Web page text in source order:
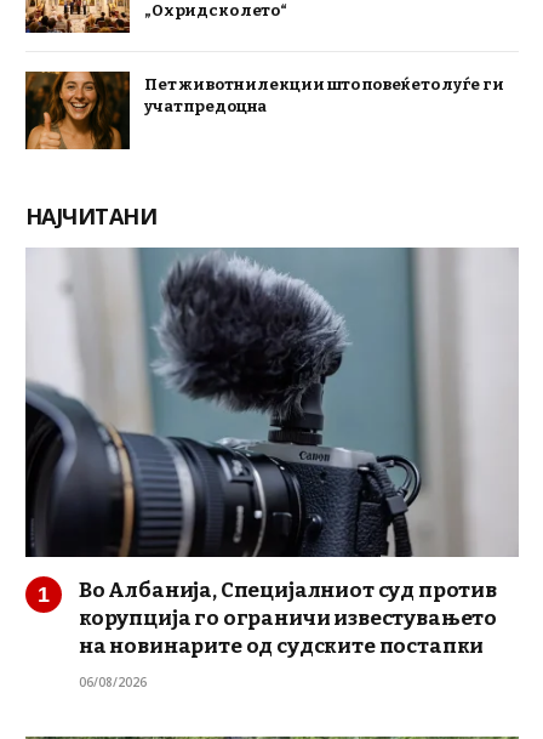
„Охридско лето“
Пет животни лекции што повеќето луѓе ги
учат предоцна
НАЈЧИТАНИ
Во Албанија, Специјалниот суд против
корупција го ограничи известувањето
на новинарите од судските постапки
06/08/2026